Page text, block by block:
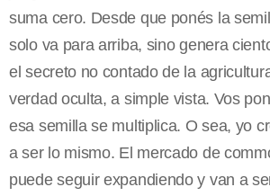
suma cero. Desde que ponés la
solo va para arriba, sino genera
el secreto no contado de la
verdad oculta, a simple vista. Vos
esa semilla se multiplica. O sea, yo
a ser lo mismo. El mercado de
puede seguir expandiendo y van a